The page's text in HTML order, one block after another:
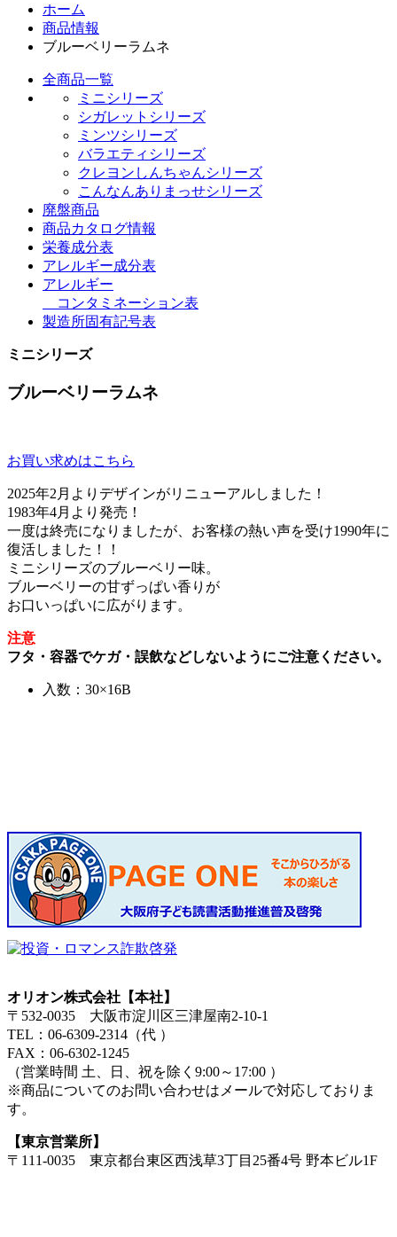
ホーム
商品情報
ブルーベリーラムネ
全商品一覧
ミニシリーズ
シガレットシリーズ
ミンツシリーズ
バラエティシリーズ
クレヨンしんちゃんシリーズ
こんなんありまっせシリーズ
廃盤商品
商品カタログ情報
栄養成分表
アレルギー成分表
アレルギー
コンタミネーション表
製造所固有記号表
ミニシリーズ
ブルーベリーラムネ
お買い求めはこちら
2025年2月よりデザインがリニューアルしました！
1983年4月より発売！
一度は終売になりましたが、お客様の熱い声を受け1990年に
復活しました！！
ミニシリーズのブルーベリー味。
ブルーベリーの甘ずっぱい香りが
お口いっぱいに広がります。
注意
フタ・容器でケガ・誤飲などしないようにご注意ください。
入数：30×16B
オリオン株式会社【本社】
〒532-0035 大阪市淀川区三津屋南2-10-1
TEL：06-6309-2314（代 ）
FAX：06-6302-1245
（営業時間 土、日、祝を除く9:00～17:00 ）
※商品についてのお問い合わせはメールで対応しておりま
す。
【東京営業所】
〒111-0035 東京都台東区西浅草3丁目25番4号 野本ビル1F